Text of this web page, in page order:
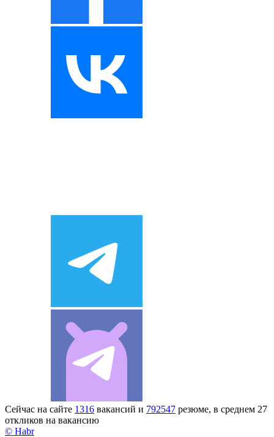
Сейчас на сайте 1316 вакансий и 792547 резюме, в среднем 27
откликов на вакансию
© Habr